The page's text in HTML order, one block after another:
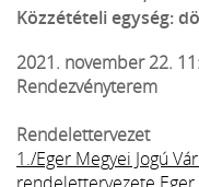
Közzétételi egység:
2021. november 22.
Rendezvényterem
Rendelettervezet
1./Eger Megyei Jogú
rendelettervezete